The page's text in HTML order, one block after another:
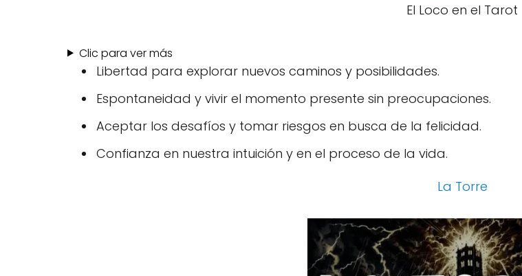
El Loco en el Tarot
Clic para ver más
Libertad para explorar nuevos caminos y posibilidades.
Espontaneidad y vivir el momento presente sin preocupaciones.
Aceptar los desafíos y tomar riesgos en busca de la felicidad.
Confianza en nuestra intuición y en el proceso de la vida.
La Torre